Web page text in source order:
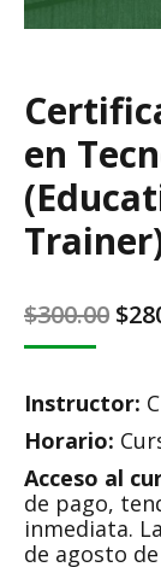
en
$300.00 $
Instructor:
Horario:
Acceso al
de pago,
inmediata.
de agosto